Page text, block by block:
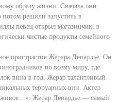
образу жизни. Сначала они
потом решили запустить в
певец открыл магазинчик, в
чистые продукты семейного
пристрастие Жерара Депардье. Он
по всему миру, где
вина в год. Жерар талантливый
терруарных вин. Актер
Жерар Депардье — самый